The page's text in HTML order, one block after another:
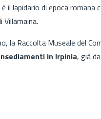
lapidario di epoca romana
la Raccolta Museale del
in Irpinia, già